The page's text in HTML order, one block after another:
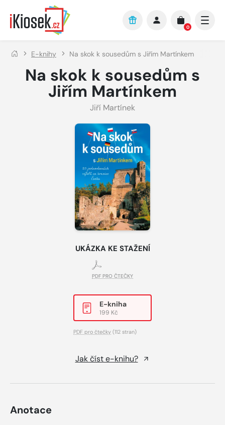
Přejít na hlavní obsah
0
E-knihy Na skok k sousedům s Jiřím Martínkem
Na skok k sousedům s
Jiřím Martínkem
Jiří Martínek
UKÁZKA KE STAŽENÍ
PDF PRO ČTEČKY
E-kniha
199 Kč
PDF pro čtečky (112 stran)
Jak číst e-knihu?
Anotace